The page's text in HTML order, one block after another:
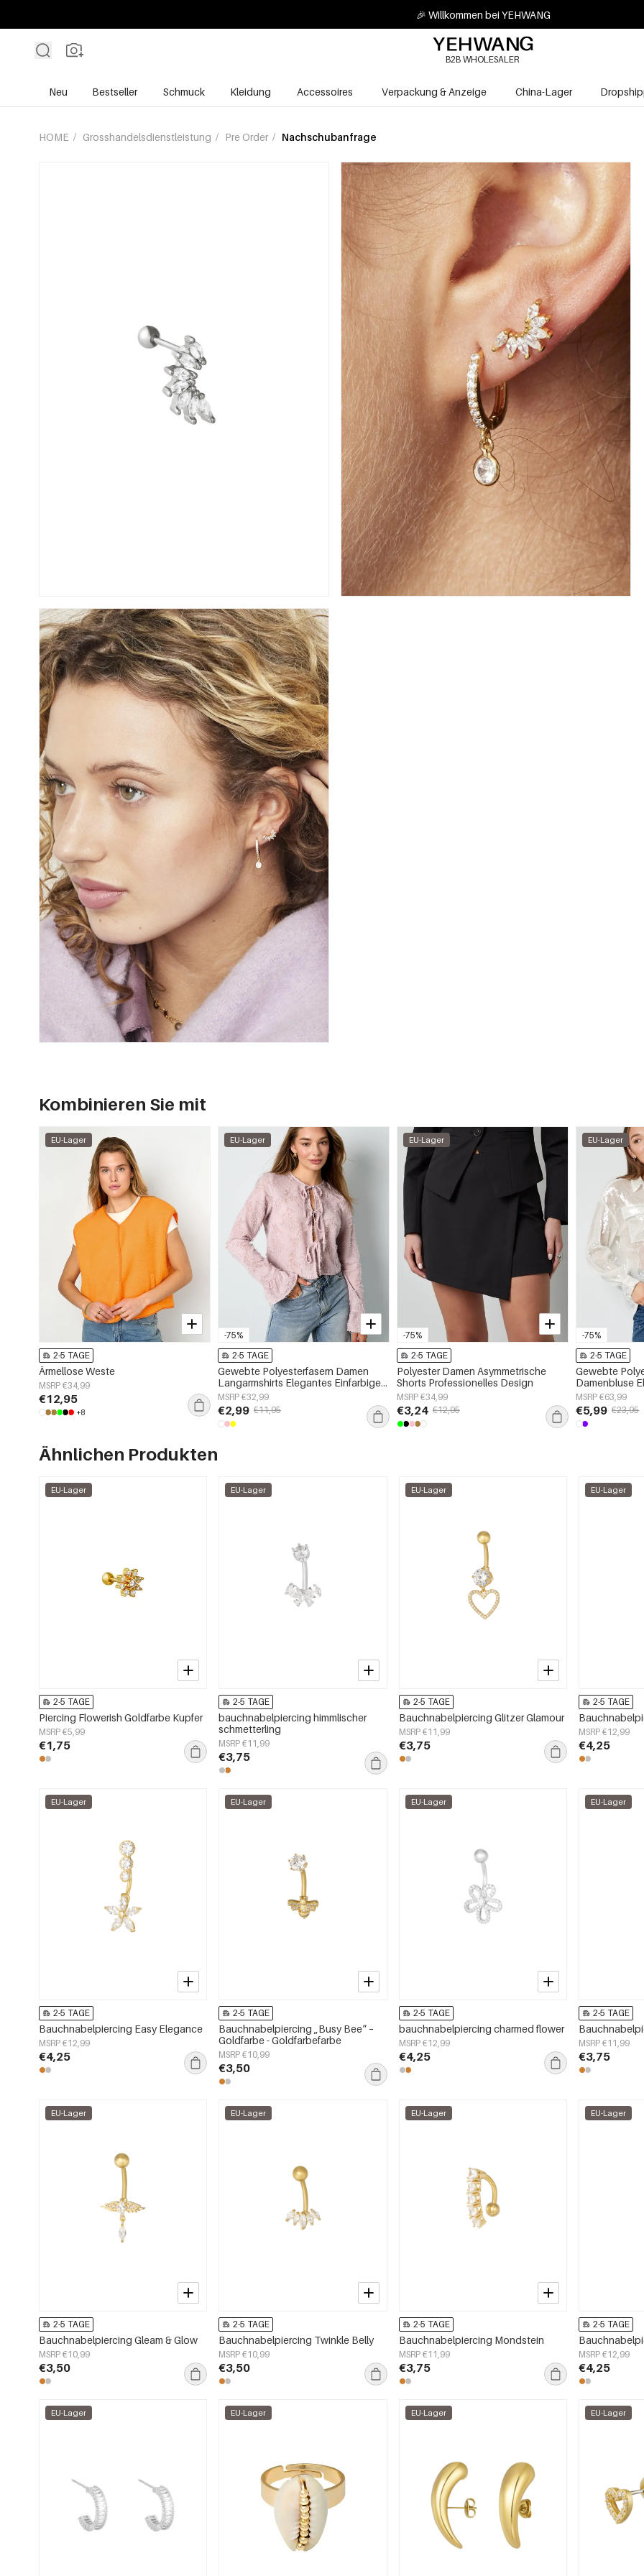
🎉 Willkommen bei YEHWANG
B2B WHOLESALER
Neu Bestseller Schmuck Kleidung Accessoires Verpackung & Anzeige China-Lager
HOME / Grosshandelsdienstleistung / Pre Order / Nachschubanfrage
Kombinieren Sie mit
EU-Lager
2-5 TAGE
Ärmellose Weste
MSRP €34,99
€12,95
+8
-75%
EU-Lager
2-5 TAGE
Gewebte Polyesterfasern Damen
Langarmshirts Elegantes Einfarbiges
Frühling/Sommer
MSRP €32,99
€2,99 €11,95
-75%
EU-Lager
2-5 TAGE
Polyester Damen Asymmetrische
Shorts Professionelles Design
MSRP €34,99
€3,24 €12,95
-75%
EU-Lager
2-5 TAGE
Gewebte
Damenbluse
Frühling/
MSRP €63,99
€5,99 €23,95
Ähnlichen Produkten
EU-Lager
2-5 TAGE
Piercing Flowerish Goldfarbe Kupfer
MSRP €5,99
€1,75
EU-Lager
2-5 TAGE
bauchnabelpiercing himmlischer
schmetterling
MSRP €11,99
€3,75
EU-Lager
2-5 TAGE
Bauchnabelpiercing Glitzer Glamour
MSRP €11,99
€3,75
EU-Lager
2-5 TAGE
MSRP €12,99
€4,25
EU-Lager
2-5 TAGE
Bauchnabelpiercing Easy Elegance
MSRP €12,99
€4,25
EU-Lager
2-5 TAGE
Bauchnabelpiercing „Busy Bee“ –
Goldfarbe - Goldfarbefarbe
MSRP €10,99
€3,50
EU-Lager
2-5 TAGE
bauchnabelpiercing charmed flower
MSRP €12,99
€4,25
EU-Lager
2-5 TAGE
MSRP €11,99
€3,75
EU-Lager
2-5 TAGE
Bauchnabelpiercing Gleam & Glow
MSRP €10,99
€3,50
EU-Lager
2-5 TAGE
Bauchnabelpiercing Twinkle Belly
MSRP €10,99
€3,50
EU-Lager
2-5 TAGE
Bauchnabelpiercing Mondstein
MSRP €11,99
€3,75
EU-Lager
2-5 TAGE
MSRP €12,99
€4,25
EU-Lager EU-Lager EU-Lager EU-Lager